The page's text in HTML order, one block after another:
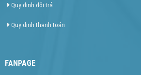
Quy định đổi trả
Quy định thanh toán
FANPAGE